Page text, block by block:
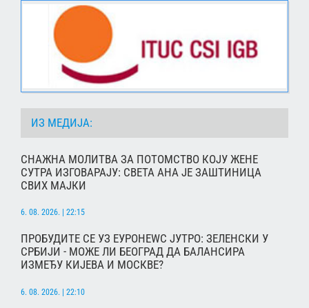
ИЗ МЕДИЈА:
СНАЖНА МОЛИТВА ЗА ПОТОМСТВО КОЈУ ЖЕНЕ
СУТРА ИЗГОВАРАЈУ: СВЕТА АНА ЈЕ ЗАШТИНИЦА
СВИХ МАЈКИ
6. 08. 2026. | 22:15
ПРОБУДИТЕ СЕ УЗ ЕУРОНЕWС ЈУТРО: ЗЕЛЕНСКИ У
СРБИЈИ - МОЖЕ ЛИ БЕОГРАД ДА БАЛАНСИРА
ИЗМЕЂУ КИЈЕВА И МОСКВЕ?
6. 08. 2026. | 22:10